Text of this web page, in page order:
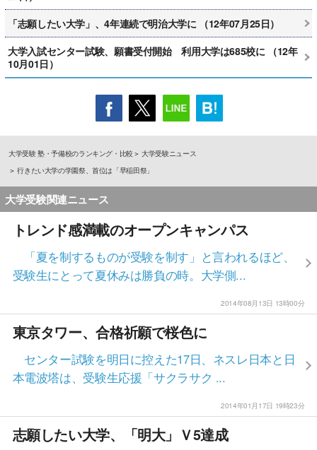
「志願したい大学」、4年連続で明治大学に （12年07月25日）
大学入試センター試験、願書受付開始 利用大学は685校に （12年
10月01日）
大学受験 塾・予備校のランキング・比較
大学受験ニュース
行きたい大学の学園祭、首位は「早稲田祭」
大学受験関連ニュース
トレンド感満載のオープンキャンパス
「夏を制するものが受験を制す」と言われるほど、
受験生にとって夏休みは勝負の時。大学側...
2014年08月13日 13時00分
東京タワー、合格祈願で桜色に
センター試験を明日に控えた17日、ネスレ日本と日
本電波塔は、受験生応援「サクラサク ...
2014年01月17日 19時23分
志願したい大学、「明大」Ｖ5達成